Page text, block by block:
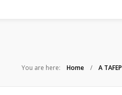
You are here: Home A TAFEP